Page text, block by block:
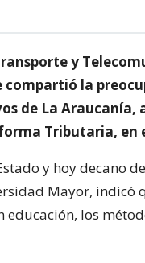
y
compartió la
de La
Tributaria, en
y hoy decano
Mayor, indicó
educación, los